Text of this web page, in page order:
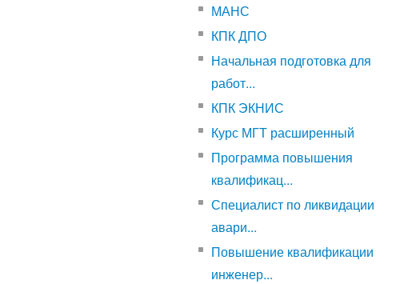
МАНС
КПК ДПО
Начальная подготовка для
работ...
КПК ЭКНИС
Курс МГТ расширенный
Программа повышения
квалификац...
Специалист по ликвидации
авари...
Повышение квалификации
инженер...